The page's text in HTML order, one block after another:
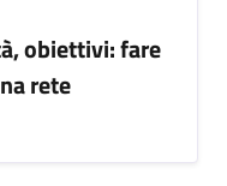
obiettivi: fare
rete